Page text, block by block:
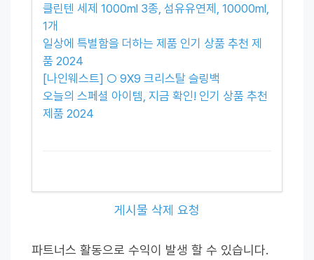
클린텐 세제 1000ml 3종, 섬유유연제, 10000ml,
1개
일상에 특별함을 더하는 제품 인기 상품 추천 제
품 2024
[나인웨스트] ○ 9X9 크리스탈 슬링백
오늘의 스페셜 아이템, 지금 확인! 인기 상품 추천
제품 2024
게시물 삭제 요청
파트너스 활동으로 수익이 발생 할 수 있습니다.